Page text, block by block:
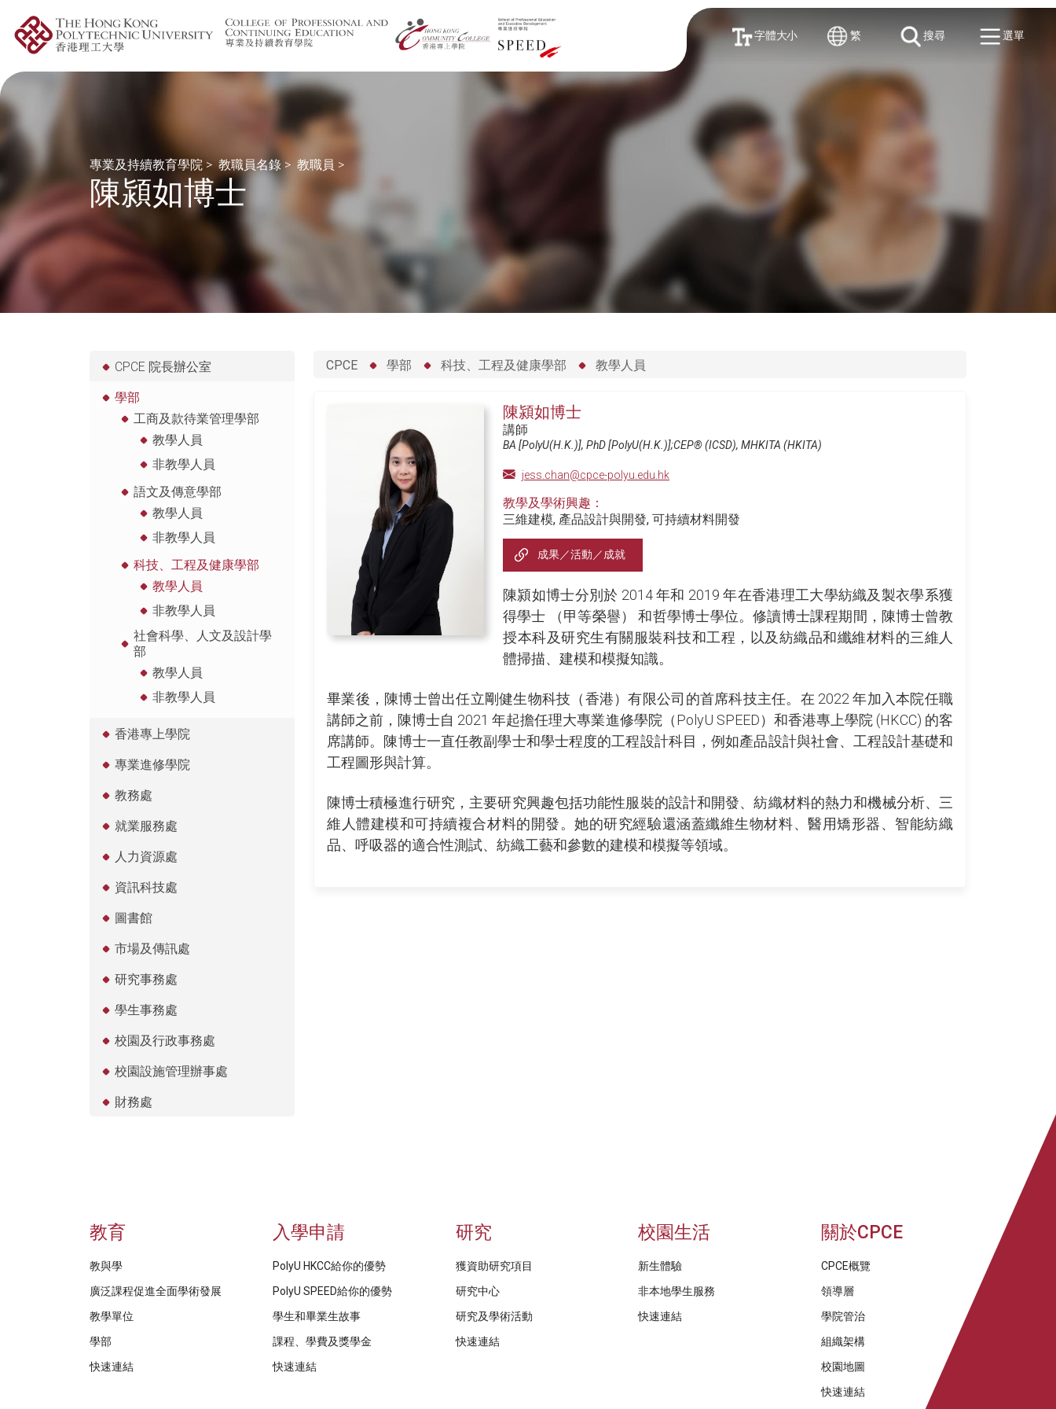
字體大小 繁 搜尋 選單
專業及持續教育學院 > 教職員名錄 > 教職員 >
陳潁如博士
CPCE 院長辦公室
學部
工商及款待業管理學部
教學人員
非教學人員
語文及傳意學部
教學人員
非教學人員
科技、工程及健康學部
教學人員
非教學人員
社會科學、人文及設計學
部
教學人員
非教學人員
香港專上學院
專業進修學院
教務處
就業服務處
人力資源處
資訊科技處
圖書館
市場及傳訊處
研究事務處
學生事務處
校園及行政事務處
校園設施管理辦事處
財務處
CPCE 學部 科技、工程及健康學部 教學人員
陳潁如博士
講師
BA [PolyU(H.K.)], PhD [PolyU(H.K.)];CEP® (ICSD), MHKITA (HKITA)
jess.chan@cpce-polyu.edu.hk
教學及學術興趣：
三維建模, 產品設計與開發, 可持續材料開發
成果／活動／成就
陳潁如博士分別於 2014 年和 2019 年在香港理工大學紡織及製衣學系獲
得學士 （甲等榮譽） 和哲學博士學位。修讀博士課程期間，陳博士曾教
授本科及研究生有關服裝科技和工程，以及紡織品和纖維材料的三維人
體掃描、建模和模擬知識。
畢業後，陳博士曾出任立剛健生物科技（香港）有限公司的首席科技主任。在 2022 年加入本院任職
講師之前，陳博士自 2021 年起擔任理大專業進修學院（PolyU SPEED）和香港專上學院 (HKCC) 的客
席講師。陳博士一直任教副學士和學士程度的工程設計科目，例如產品設計與社會、工程設計基礎和
工程圖形與計算。
陳博士積極進行研究，主要研究興趣包括功能性服裝的設計和開發、紡織材料的熱力和機械分析、三
維人體建模和可持續複合材料的開發。她的研究經驗還涵蓋纖維生物材料、醫用矯形器、智能紡織
品、呼吸器的適合性測試、紡織工藝和參數的建模和模擬等領域。
教育
教與學
廣泛課程促進全面學術發展
教學單位
學部
快速連結
入學申請
PolyU HKCC給你的優勢
PolyU SPEED給你的優勢
學生和畢業生故事
課程、學費及獎學金
快速連結
研究
獲資助研究項目
研究中心
研究及學術活動
快速連結
校園生活
新生體驗
非本地學生服務
快速連結
關於CPCE
CPCE概覽
領導層
學院管治
組織架構
校園地圖
快速連結